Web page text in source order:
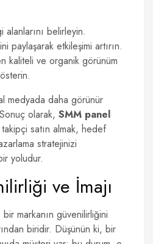
belirleyin.
paylaşarak etkileşimi artırın.
kaliteli ve organik görünüm
medyada daha görünür
olarak, SMM panel
satın almak, hedef
stratejinizi
yoludur.
ve İmajı
bir markanın güvenilirliğini
biridir. Düşünün ki, bir